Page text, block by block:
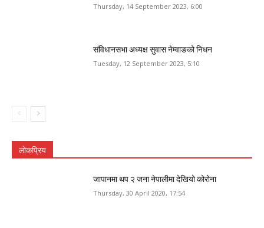
Thursday, 14 September 2023, 6:00
संविधानसभा अध्यक्ष सुवास नेम्वाङको निधन
Tuesday, 12 September 2023, 5:10
लोकप्रिय
जापानमा थप २ जना नेपालीमा देखियो कोरोना
Thursday, 30 April 2020, 17:54